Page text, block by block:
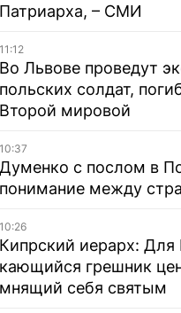
Патриарха, – СМИ
11:12
Во Львове проведут
польских солдат,
Второй мировой
10:37
Думенко с послом в
понимание между
10:26
Кипрский иерарх: Для
кающийся грешник
мнящий себя святым